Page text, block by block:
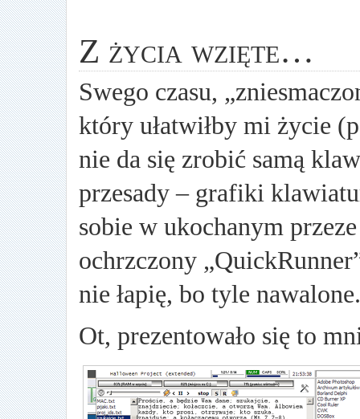
Z życia wzięte…
Swego czasu,
który ułatwiłby mi życie
nie da się zrobić samą
przesady – grafiki
sobie w ukochanym
ochrzczony
nie łapię, bo tyle
Ot, prezentowało się to